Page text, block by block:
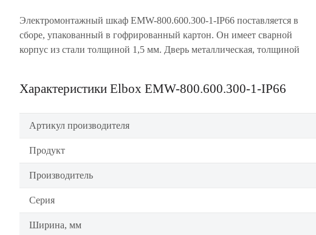
Электромонтажный шкаф EMW-800.600.300-1-IP66 поставляется в
сборе, упакованный в гофрированный картон. Он имеет сварной
корпус из стали толщиной 1,5 мм. Дверь металлическая, толщиной
Характеристики Elbox EMW-800.600.300-1-IP66
Артикул производителя
Продукт
Производитель
Серия
Ширина, мм